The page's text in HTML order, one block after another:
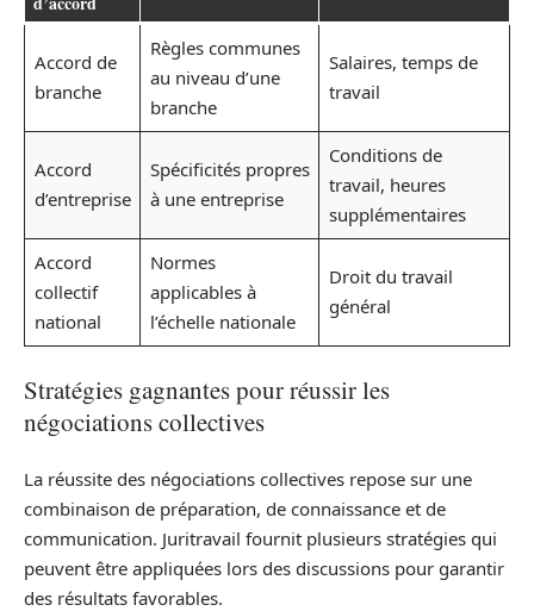
Accord de
branche
Règles communes
au niveau d’une
branche
Salaires, temps de
travail
Accord
d’entreprise
Spécificités propres
à une entreprise
Conditions de
travail, heures
supplémentaires
Accord
collectif
national
Normes
applicables à
l’échelle nationale
Droit du travail
général
Stratégies gagnantes pour réussir les
négociations collectives
La réussite des négociations collectives repose sur une
combinaison de préparation, de connaissance et de
communication. Juritravail fournit plusieurs stratégies qui
peuvent être appliquées lors des discussions pour garantir
des résultats favorables.